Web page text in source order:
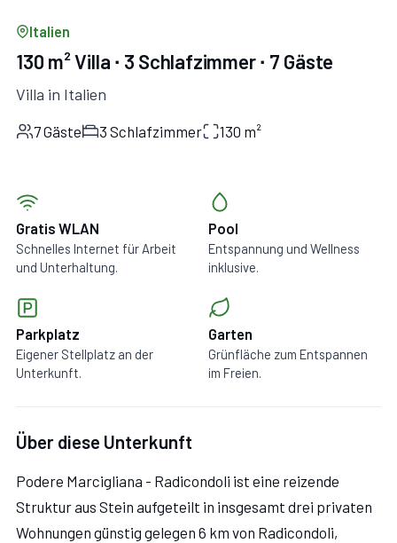
Italien
130 m² Villa ∙ 3 Schlafzimmer ∙ 7 Gäste
Villa in Italien
7 Gäste 3 Schlafzimmer 130 m²
Gratis WLAN
Schnelles Internet für Arbeit
und Unterhaltung.
Pool
Entspannung und Wellness
inklusive.
Parkplatz
Eigener Stellplatz an der
Unterkunft.
Garten
Grünfläche zum Entspannen
im Freien.
Über diese Unterkunft
Podere Marcigliana - Radicondoli ist eine reizende
Struktur aus Stein aufgeteilt in insgesamt drei privaten
Wohnungen günstig gelegen 6 km von Radicondoli,